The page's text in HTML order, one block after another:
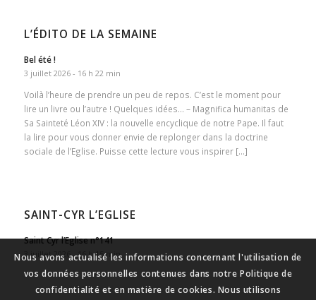
L’ÉDITO DE LA SEMAINE
Bel été !
3 juillet 2026 - 16 h 22 min
Voilà l’heure de prendre un peu de repos. C’est le moment pour
lire un livre ou l’autre ! Quelques idées… – Magnifica humanitas de
Sa Sainteté Léon XIV : la nouvelle encyclique de notre Pape. Il faut
la lire pour vous donner envie de replonger dans la doctrine
sociale de l’Eglise. Puisse cette lecture vous inspirer […]
SAINT-CYR L’EGLISE
Saint Cyr l’Eglise n°141
3 juillet 2026 - 16 h 15 min
Nous avons actualisé les informations concernant l'utilisation de
vos données personnelles contenues dans notre Politique de
confidentialité et en matière de cookies. Nous utilisons